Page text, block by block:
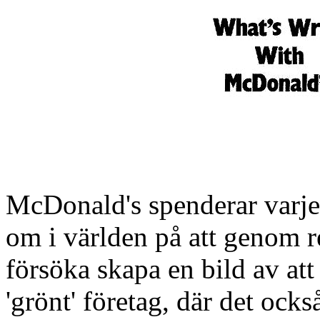
McDonald's spenderar
om i världen på att genom
försöka skapa en bild av
'grönt' företag, där det